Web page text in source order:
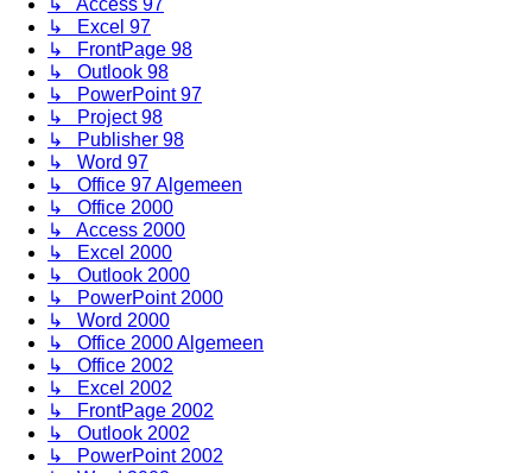
↳ Excel 97
↳ FrontPage 98
↳ Outlook 98
↳ PowerPoint 97
↳ Project 98
↳ Publisher 98
↳ Word 97
↳ Office 97 Algemeen
↳ Office 2000
↳ Access 2000
↳ Excel 2000
↳ Outlook 2000
↳ PowerPoint 2000
↳ Word 2000
↳ Office 2000 Algemeen
↳ Office 2002
↳ Excel 2002
↳ FrontPage 2002
↳ Outlook 2002
↳ PowerPoint 2002